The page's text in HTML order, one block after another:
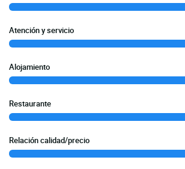
Atención y servicio
Alojamiento
Restaurante
Relación calidad/precio